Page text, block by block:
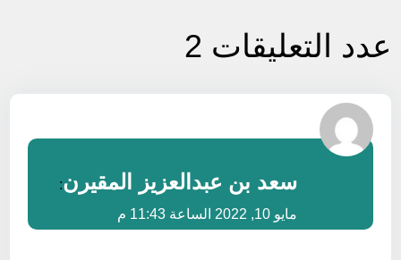
عدد التعليقات 2
سعد بن عبدالعزيز المقيرن:
مايو 10, 2022 الساعة 11:43 م